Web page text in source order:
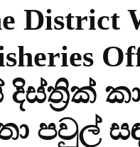
District
දිස්ත්‍රික්
පවුල්